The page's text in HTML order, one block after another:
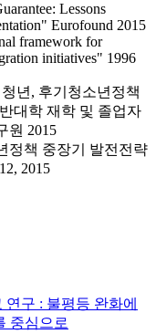
Lessons
Eurofound 2015
framework for
initiatives" 1996
년, 후기청소년정책
대학 재학 및 졸업자
원 2015
정책 중장기 발전전략
2015
구 : 불평등 완화에
중심으로